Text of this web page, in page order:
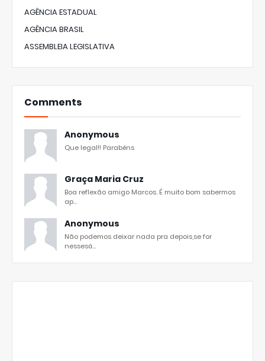
AGÊNCIA ESTADUAL
AGÊNCIA BRASIL
ASSEMBLEIA LEGISLATIVA
Comments
Anonymous
Que legal!! Parabéns
Graça Maria Cruz
Boa reflexão amigo Marcos. É muito bom sabermos
ap...
Anonymous
Não podemos deixar nada pra depois,se for
nessesá...